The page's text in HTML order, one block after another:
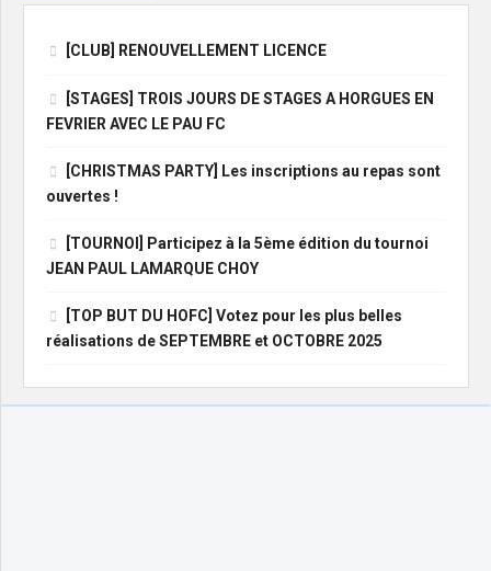
[CLUB] RENOUVELLEMENT LICENCE
[STAGES] TROIS JOURS DE STAGES A HORGUES EN
FEVRIER AVEC LE PAU FC
[CHRISTMAS PARTY] Les inscriptions au repas sont
ouvertes !
[TOURNOI] Participez à la 5ème édition du tournoi
JEAN PAUL LAMARQUE CHOY
[TOP BUT DU HOFC] Votez pour les plus belles
réalisations de SEPTEMBRE et OCTOBRE 2025